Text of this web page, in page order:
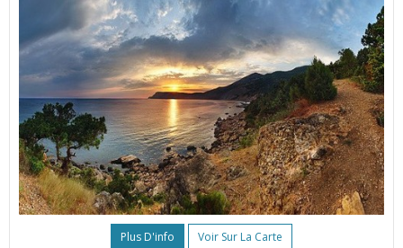
Plus D'info Voir Sur La Carte